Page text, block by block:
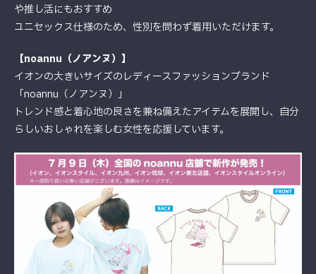
や推し活にもおすすめ
ユニセックス仕様のため、性別を問わず着用いただけます。
【noannu（ノアンヌ）】
イオンの大きいサイズのレディースファッションブランド
「noannu（ノアンヌ）」
トレンド感と着心地の良さを兼ね備えたアイテムを展開し、自分
らしいおしゃれを楽しむ女性を応援しています。